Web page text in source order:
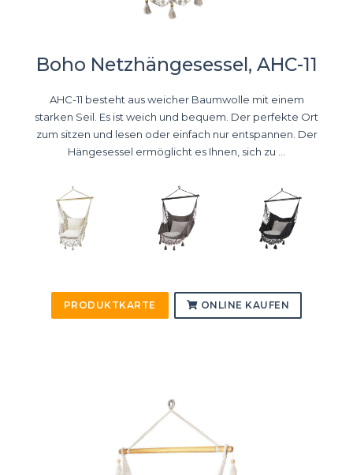
Boho Netzhängesessel, AHC-11
AHC-11 besteht aus weicher Baumwolle mit einem
starken Seil. Es ist weich und bequem. Der perfekte Ort
zum sitzen und lesen oder einfach nur entspannen. Der
Hängesessel ermöglicht es Ihnen, sich zu ...
PRODUKTKARTE ONLINE KAUFEN